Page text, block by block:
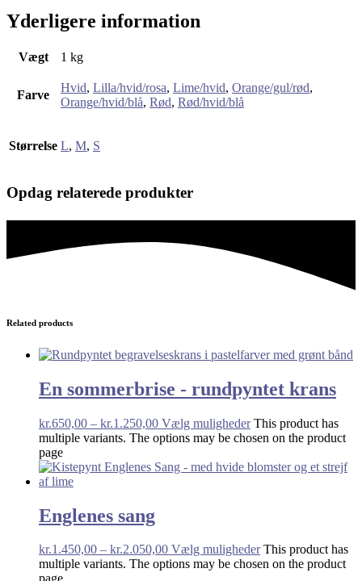
Yderligere information
Vægt 1 kg
Farve
Hvid, Lilla/hvid/rosa, Lime/hvid, Orange/gul/rød,
Orange/hvid/blå, Rød, Rød/hvid/blå
Størrelse L, M, S
Opdag relaterede produkter
Related products
En sommerbrise - rundpyntet krans
kr.650,00 – kr.1.250,00 Vælg mulighederThis product has
multiple variants. The options may be chosen on the product
page
Englenes sang
kr.1.450,00 – kr.2.050,00 Vælg mulighederThis product has
multiple variants. The options may be chosen on the product